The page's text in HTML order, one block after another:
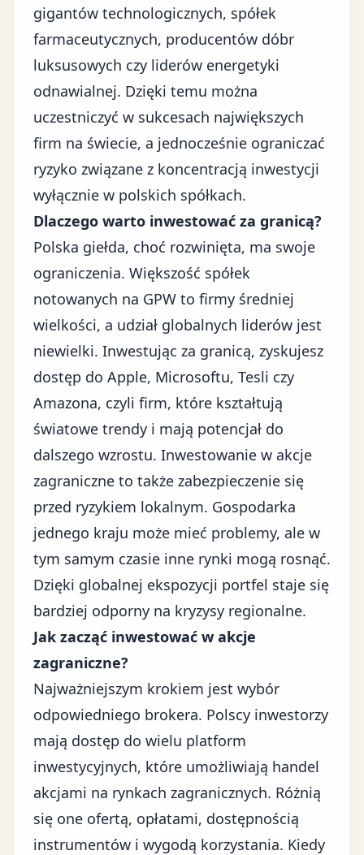
gigantów technologicznych, spółek
farmaceutycznych, producentów dóbr
luksusowych czy liderów energetyki
odnawialnej. Dzięki temu można
uczestniczyć w sukcesach największych
firm na świecie, a jednocześnie ograniczać
ryzyko związane z koncentracją inwestycji
wyłącznie w polskich spółkach.
Dlaczego warto inwestować za granicą?
Polska giełda, choć rozwinięta, ma swoje
ograniczenia. Większość spółek
notowanych na GPW to firmy średniej
wielkości, a udział globalnych liderów jest
niewielki. Inwestując za granicą, zyskujesz
dostęp do Apple, Microsoftu, Tesli czy
Amazona, czyli firm, które kształtują
światowe trendy i mają potencjał do
dalszego wzrostu. Inwestowanie w akcje
zagraniczne to także zabezpieczenie się
przed ryzykiem lokalnym. Gospodarka
jednego kraju może mieć problemy, ale w
tym samym czasie inne rynki mogą rosnąć.
Dzięki globalnej ekspozycji portfel staje się
bardziej odporny na kryzysy regionalne.
Jak zacząć inwestować w akcje
zagraniczne?
Najważniejszym krokiem jest wybór
odpowiedniego brokera. Polscy inwestorzy
mają dostęp do wielu platform
inwestycyjnych, które umożliwiają handel
akcjami na rynkach zagranicznych. Różnią
się one ofertą, opłatami, dostępnością
instrumentów i wygodą korzystania. Kiedy